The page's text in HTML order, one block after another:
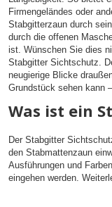
Firmengeländes oder
Stabgitterzaun durch
durch die offenen
ist. Wünschen Sie dies
Stabgitter Sichtschutz.
neugierige Blicke
Grundstück sehen kann
Was ist ein
Der Stabgitter
den Stabmattenzaun
Ausführungen und
eingehen werden.